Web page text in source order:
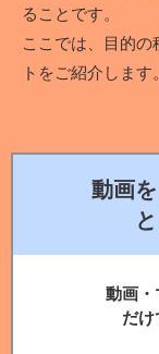
ることです。
ここでは、目的
トをご紹介します。
動画
動画・
だけ